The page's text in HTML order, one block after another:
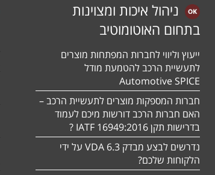
ניהול איכות ומצוינות
בתחום האוטומוטיב
ייעוץ וליווי לחברות המפתחות מוצרים
לתעשיית הרכב להטמעת מודל
Automotive SPICE
חברות המספקות מוצרים לתעשיית הרכב –
האם חברות הרכב דורשות מיכם לעמוד
בדרישות תקן 16949:2016 IATF ?
נדרשים לבצע מבדק VDA 6.3 על ידי
הלקוחות שלכם?